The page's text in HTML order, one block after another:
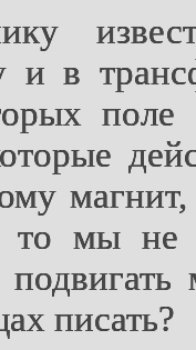
и в
поле
то мы
писать?